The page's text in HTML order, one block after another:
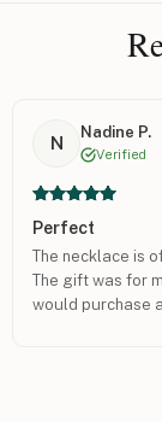
N
Nadine P.
Verified
Perfect
The necklace is
The gift was for
would purchase